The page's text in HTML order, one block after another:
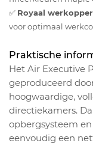
✅ Royaal
voor optimaal
Praktische
Het Air Executive
geproduceerd
hoogwaardige,
directiekamers.
opbergsysteem
eenvoudig een